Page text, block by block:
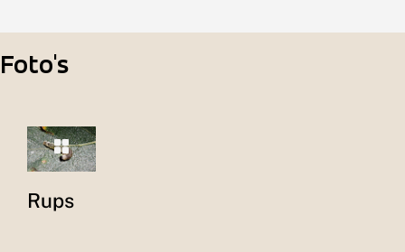
Foto's
Rups